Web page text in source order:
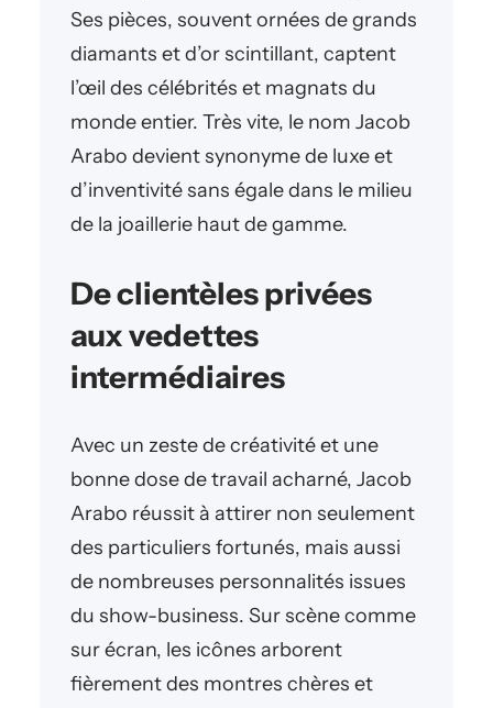
Ses pièces, souvent ornées de grands
diamants et d’or scintillant, captent
l’œil des célébrités et magnats du
monde entier. Très vite, le nom Jacob
Arabo devient synonyme de luxe et
d’inventivité sans égale dans le milieu
de la joaillerie haut de gamme.
De clientèles privées
aux vedettes
intermédiaires
Avec un zeste de créativité et une
bonne dose de travail acharné, Jacob
Arabo réussit à attirer non seulement
des particuliers fortunés, mais aussi
de nombreuses personnalités issues
du show-business. Sur scène comme
sur écran, les icônes arborent
fièrement des montres chères et